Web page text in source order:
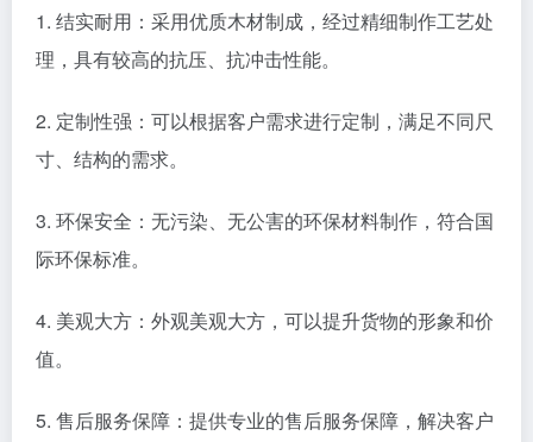
1. 结实耐用：采用优质木材制成，经过精细制作工艺处
理，具有较高的抗压、抗冲击性能。
2. 定制性强：可以根据客户需求进行定制，满足不同尺
寸、结构的需求。
3. 环保安全：无污染、无公害的环保材料制作，符合国
际环保标准。
4. 美观大方：外观美观大方，可以提升货物的形象和价
值。
5. 售后服务保障：提供专业的售后服务保障，解决客户